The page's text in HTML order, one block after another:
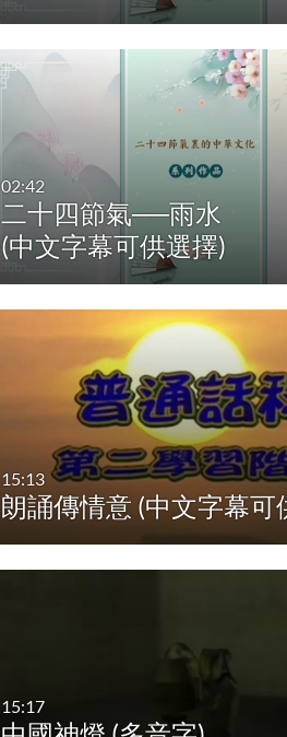
02:42
二十四節氣──雨水
(中文字幕可供選擇)
15:13
朗誦傳情意 (中文字幕可
15:17